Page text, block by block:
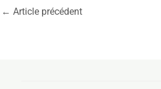
← Article précédent